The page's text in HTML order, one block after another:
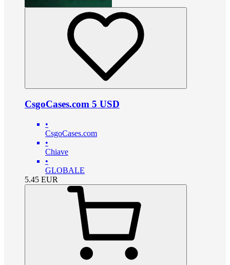
CsgoCases.com 5 USD
•
CsgoCases.com
•
Chiave
•
GLOBALE
5.45 EUR